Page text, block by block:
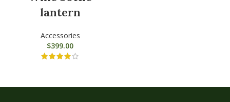
lantern
Accessories
$399.00